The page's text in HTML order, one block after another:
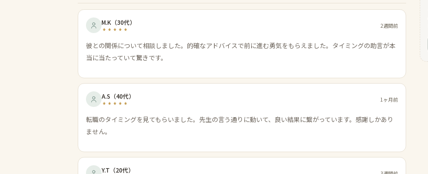
M.K （30代） 2週間前
彼との関係について相談しました。的確なアドバイスで前に進む勇気をもらえました。タイミングの助言が本
当に当たっていて驚きです。
A.S （40代） 1ヶ月前
転職のタイミングを見てもらいました。先生の言う通りに動いて、良い結果に繋がっています。感謝しかあり
ません。
Y.T （20代）